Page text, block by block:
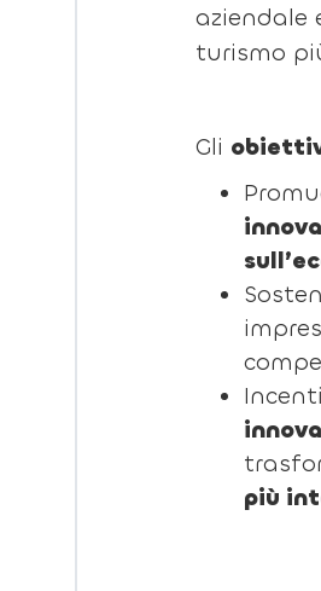
aziendale
turismo
Gli
più